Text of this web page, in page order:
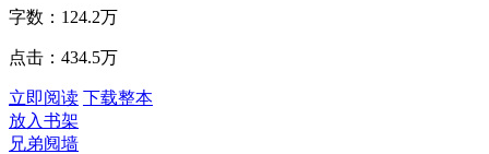
字数：124.2万
点击：434.5万
立即阅读 下载整本
放入书架
兄弟阋墙